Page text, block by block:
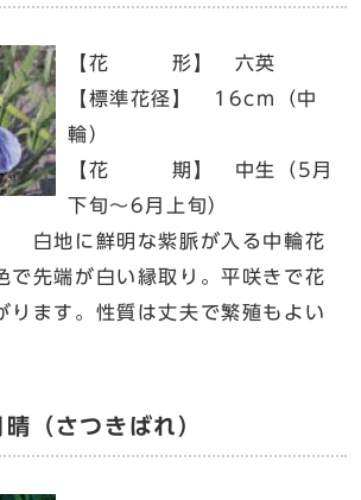
【花 形】 六英
【標準花径】 16cm（中
輪）
【花 期】 中生（5月
下旬～6月上旬）
地に鮮明な紫脈が入る中輪花
で先端が白い縁取り。平咲きで花
ります。性質は丈夫で繁殖もよい
（さつきばれ）